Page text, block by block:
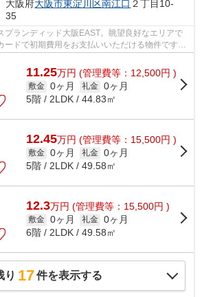
大阪府大阪市東淀川区南江口 ２丁目10-
35
プランディッド大阪EAST。眺望良好なエリアで
ドで初期費用をお支払いいただける物件です。
場・エレベー...
11.25万円 (管理費等：12,500円 )
敷金 0ヶ月 礼金 0ヶ月
5階 / 2LDK / 44.83㎡
12.45万円 (管理費等：15,500円 )
敷金 0ヶ月 礼金 0ヶ月
5階 / 2LDK / 49.58㎡
12.3万円 (管理費等：15,500円 )
敷金 0ヶ月 礼金 0ヶ月
6階 / 2LDK / 49.58㎡
り 17件を表示する